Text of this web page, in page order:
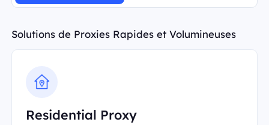
Solutions de Proxies Rapides et Volumineuses
Residential Proxy